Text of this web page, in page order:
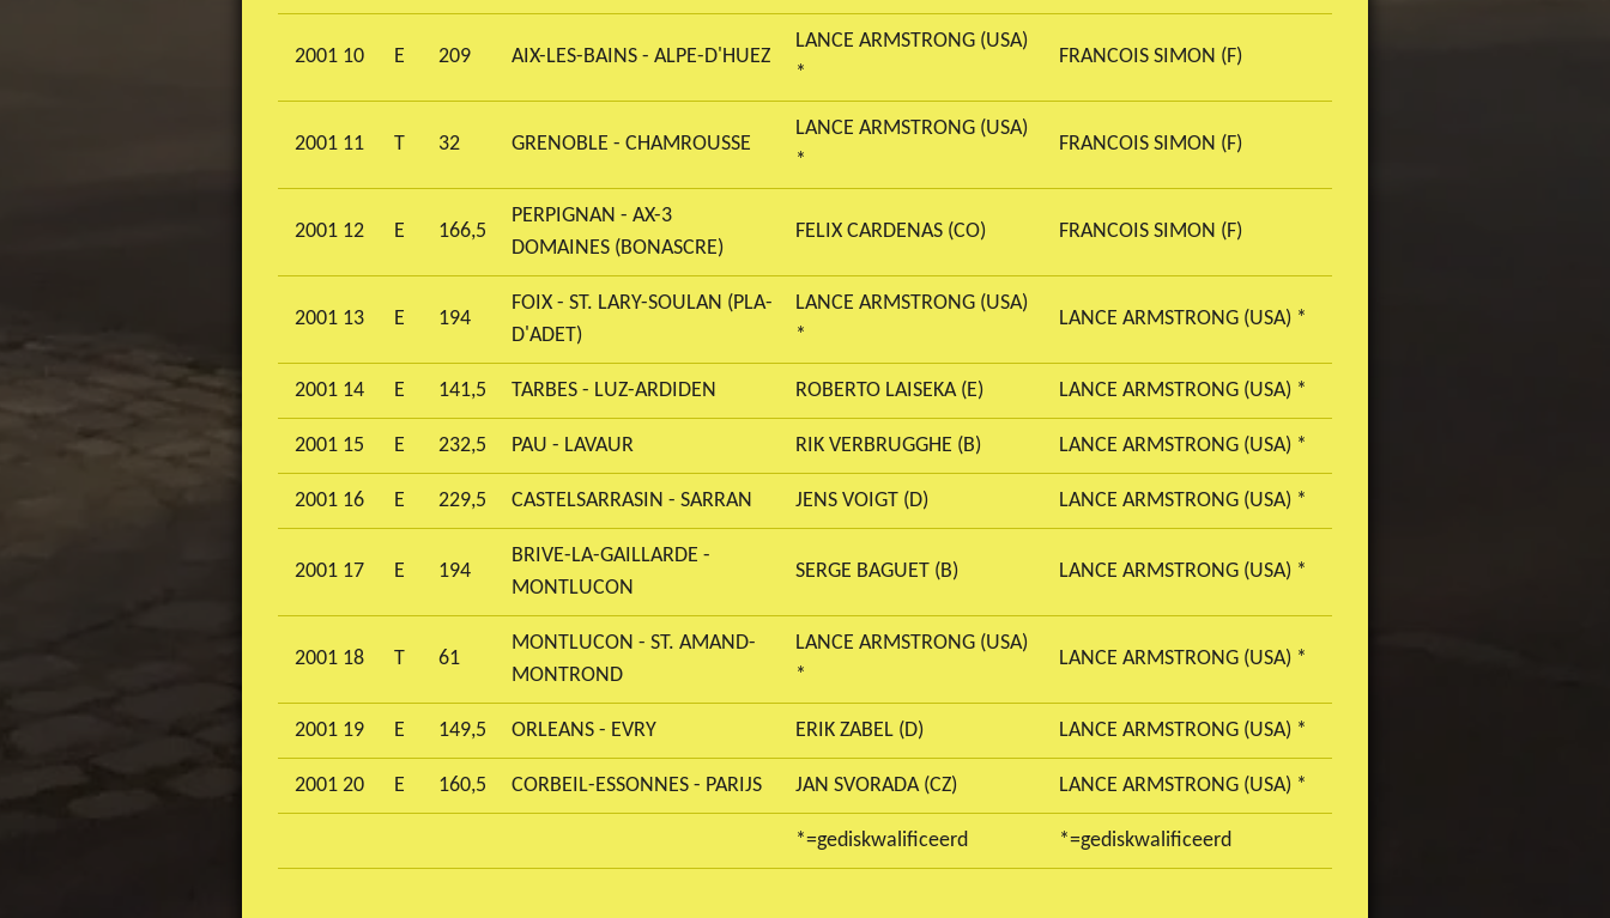
2001 10 E 209 AIX-LES-BAINS - ALPE-D'HUEZ
LANCE ARMSTRONG (USA)
*
FRANCOIS SIMON (F)
2001 11 T 32 GRENOBLE - CHAMROUSSE
LANCE ARMSTRONG (USA)
*
FRANCOIS SIMON (F)
2001 12 E 166,5
PERPIGNAN - AX-3
DOMAINES (BONASCRE)
FELIX CARDENAS (CO) FRANCOIS SIMON (F)
2001 13 E 194
FOIX - ST. LARY-SOULAN (PLA-
D'ADET)
LANCE ARMSTRONG (USA)
*
LANCE ARMSTRONG (USA) *
2001 14 E 141,5 TARBES - LUZ-ARDIDEN ROBERTO LAISEKA (E) LANCE ARMSTRONG (USA) *
2001 15 E 232,5 PAU - LAVAUR RIK VERBRUGGHE (B) LANCE ARMSTRONG (USA) *
2001 16 E 229,5 CASTELSARRASIN - SARRAN JENS VOIGT (D) LANCE ARMSTRONG (USA) *
2001 17 E 194
BRIVE-LA-GAILLARDE -
MONTLUCON
SERGE BAGUET (B) LANCE ARMSTRONG (USA) *
2001 18 T 61
MONTLUCON - ST. AMAND-
MONTROND
LANCE ARMSTRONG (USA)
*
LANCE ARMSTRONG (USA) *
2001 19 E 149,5 ORLEANS - EVRY ERIK ZABEL (D) LANCE ARMSTRONG (USA) *
2001 20 E 160,5 CORBEIL-ESSONNES - PARIJS JAN SVORADA (CZ) LANCE ARMSTRONG (USA) *
*=gediskwalificeerd *=gediskwalificeerd